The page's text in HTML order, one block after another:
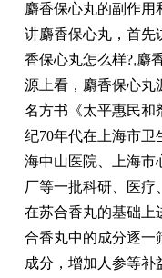
麝香保心丸的副作用
讲麝香保心丸，首先
香保心丸怎么样?,麝
源上看，麝香保心丸
名方书《太平惠民和
纪70年代在上海市卫
海中山医院、上海市
厂等一批科研、医疗
在苏合香丸的基础上
合香丸中的成分逐一
成分，增加人参等补